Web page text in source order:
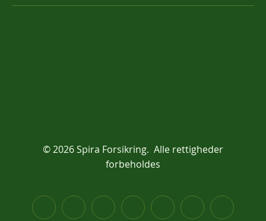
© 2026 Spira Forsikring. Alle rettigheder
forbeholdes